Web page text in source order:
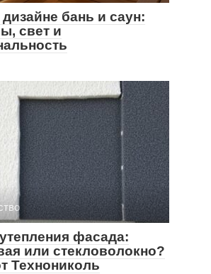
бань и саун:
свет и
фасада:
или стекловолокно?
Технониколь